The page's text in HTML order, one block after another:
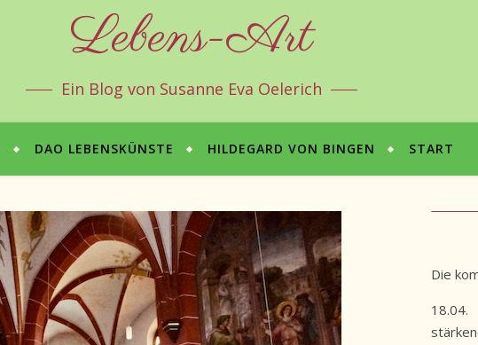
Lebens-Art
Ein Blog von Susanne Eva Oelerich
DAO LEBENSKÜNSTE HILDEGARD VON BINGEN START
Die
18.04.